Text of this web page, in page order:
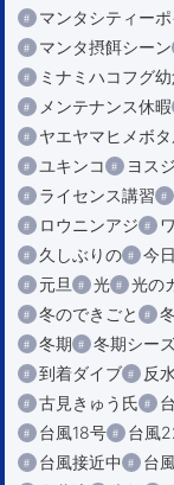
マンタシティーポ
マンタ摂餌シーン
ミナミハコフグ幼
メンテナンス休暇
ヤエヤマヒメボ
ユキンコ
ヨス
ライセンス講習
ロウニンアジ
久しぶりの
今
元旦
光 光の
冬のできごと
冬期
冬期シー
到着ダイブ
反
古見きゅう氏
台風18号
台風
台風接近中
台